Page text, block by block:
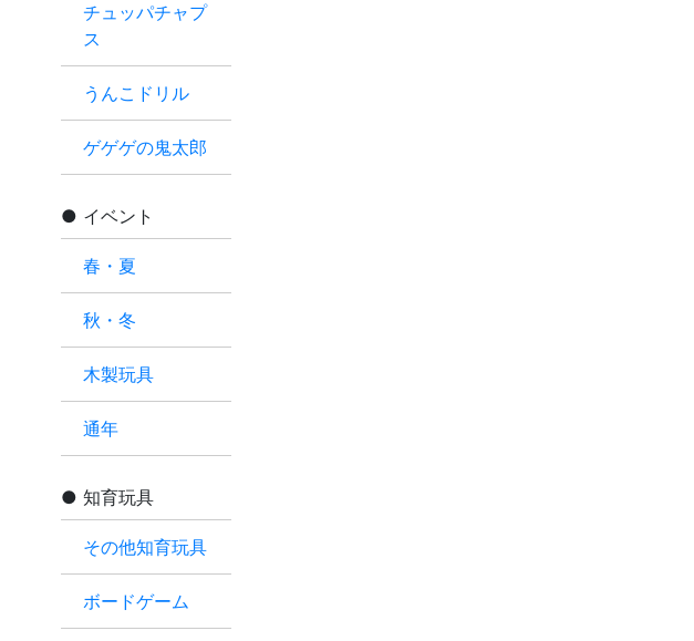
チュッパチャプ
ス
うんこドリル
ゲゲゲの鬼太郎
イベント
春・夏
秋・冬
木製玩具
通年
知育玩具
その他知育玩具
ボードゲーム